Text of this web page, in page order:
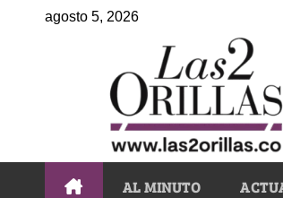
agosto 5, 2026
AL MINUTO